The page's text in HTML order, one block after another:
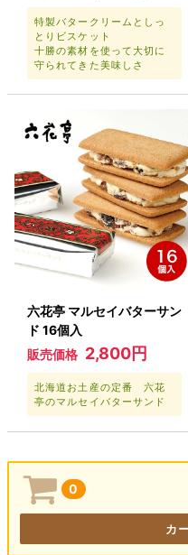
特製バタークリームとしっ
とりビスケット
十勝の素材を使って大切に
守られてきた美味しさ
六花亭 マルセイバターサン
ド 16個入
販売価格 2,800円
北海道お土産の定番 六花
亭のマルセイバターサンド
0
カ